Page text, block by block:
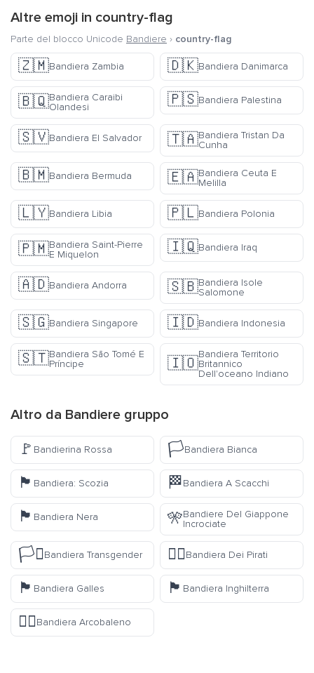
Altre emoji in country-flag
Parte del blocco Unicode Bandiere › country-flag
🇿🇲Bandiera Zambia 🇩🇰Bandiera Danimarca
🇧🇶Bandiera Caraibi
Olandesi
🇵🇸Bandiera Palestina
🇸🇻Bandiera El Salvador 🇹🇦Bandiera Tristan Da
Cunha
🇧🇲Bandiera Bermuda 🇪🇦Bandiera Ceuta E
Melilla
🇱🇾Bandiera Libia 🇵🇱Bandiera Polonia
🇵🇲Bandiera Saint-Pierre
E Miquelon
🇮🇶Bandiera Iraq
🇦🇩Bandiera Andorra 🇸🇧Bandiera Isole
Salomone
🇸🇬Bandiera Singapore 🇮🇩Bandiera Indonesia
🇸🇹Bandiera São Tomé E
Príncipe
🇮🇴
Bandiera Territorio
Britannico
Dell'oceano Indiano
Altro da Bandiere gruppo
🚩 Bandierina Rossa 🏳️Bandiera Bianca
🏴󠁧󠁢󠁳󠁣󠁴󠁿 Bandiera: Scozia 🏁Bandiera A Scacchi
🏴 Bandiera Nera 🎌Bandiere Del Giappone
Incrociate
🏳️‍⚧️Bandiera Transgender 🏴‍☠️Bandiera Dei Pirati
🏴󠁧󠁢󠁷󠁬󠁳󠁿 Bandiera Galles 🏴󠁧󠁢󠁥󠁮󠁧󠁿 Bandiera Inghilterra
🏳️‍🌈Bandiera Arcobaleno